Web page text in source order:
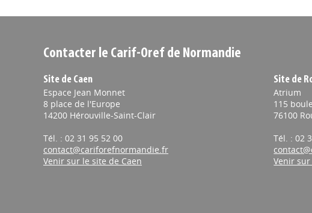
Impact
professionnelle
Le Réseau Grain
nouveau dispositif
// 03/07/2026
Contacter le Carif-Oref de Normandie
Site de Caen
Espace Jean Monnet
8 place de l'Europe
14200 Hérouville-Saint-Clair
Tél. : 02 31 95 52 00
contact@cariforefnormandie.fr
Venir sur le site de Caen
Site de
Atrium
115
76100
Tél. : 02
Venir